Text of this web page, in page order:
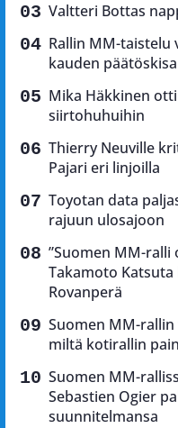
Valtteri Bottas
Rallin MM-taistelu
kauden
Mika Häkkinen
siirtohuhuihin
Thierry Neuville
Pajari eri linjoilla
Toyotan data
rajuun ulosajoon
”Suomen MM-
Takamoto
Rovanperä
Suomen MM-
miltä kotirallin
Suomen MM-
Sebastien Ogier
suunnitelmansa